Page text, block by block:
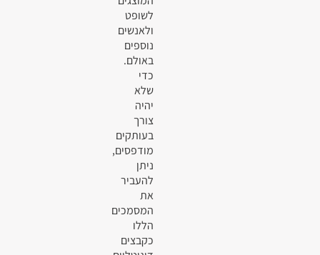
לשופט
ולאנשים
נוספים
באולם.
כדי
שלא
יהיה
צורך
בעותקים
מודפסים,
ניתן
להעביר
את
המסמכים
הללו
כקבצים